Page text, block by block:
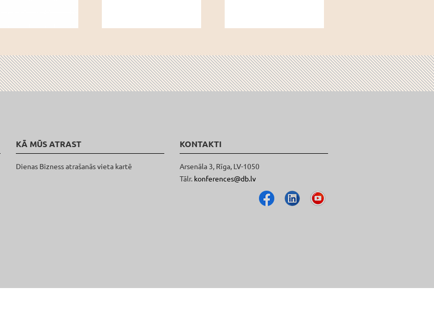
KĀ MŪS ATRAST
Dienas Bizness atrašanās vieta kartē
KONTAKTI
Arsenāla 3, Rīga, LV-1050
Tālr. konferences@db.lv